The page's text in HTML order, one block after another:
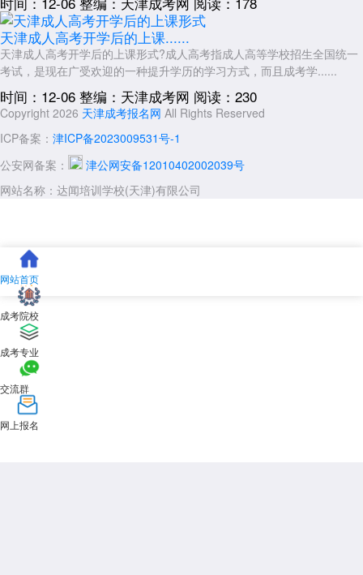
天津成人高考开学后的上课......
天津成人高考开学后的上课形式?成人高考指成人高等学校招生全国统一
考试，是现在广受欢迎的一种提升学历的学习方式，而且成考学......
时间：12-06 整编：天津成考网 阅读：230
Copyright 2026 天津成考报名网 All Rights Reserved
ICP备案： 津ICP备2023009531号-1
公安网备案：
津公网安备12010402002039号
网站名称：达闻培训学校(天津)有限公司
网站首页
成考院校
成考专业
交流群
网上报名